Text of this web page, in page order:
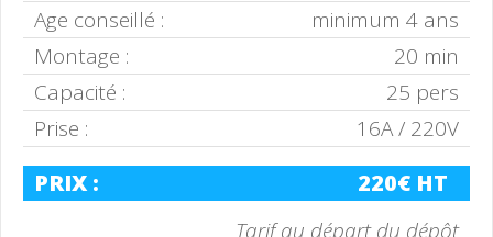
Age conseillé :
minimum 4 ans
Montage :
20 min
Capacité :
25 pers
Prise :
16A / 220V
PRIX : 220€ HT
Tarif au départ du dépôt